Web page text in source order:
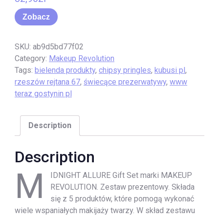
Zobacz
SKU: ab9d5bd77f02
Category: Makeup Revolution
Tags: bielenda produkty, chipsy pringles, kubusi pl ,
rzeszów rejtana 67, świecące prezerwatywy, www
teraz gostynin pl
Description
Description
M
IDNIGHT ALLURE Gift Set marki MAKEUP
REVOLUTION. Zestaw prezentowy. Składa
się z 5 produktów, które pomogą wykonać
wiele wspaniałych makijaży twarzy. W skład zestawu